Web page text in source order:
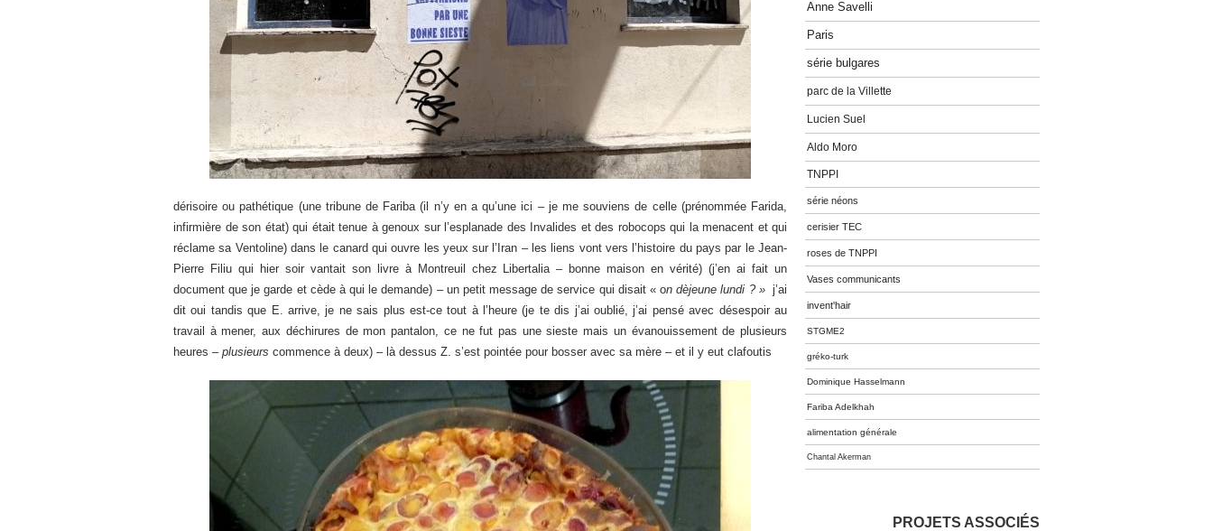
dérisoire ou pathétique (une tribune de Fariba (il n’y en a qu’une ici – je me souviens de celle (prénommée Farida,
infirmière de son état) qui était tenue à genoux sur l’esplanade des Invalides et des robocops qui la menacent et qui
réclame sa Ventoline) dans le canard qui ouvre les yeux sur l’Iran – les liens vont vers l’histoire du pays par le Jean-
Pierre Filiu qui hier soir vantait son livre à Montreuil chez Libertalia – bonne maison en vérité) (j’en ai fait un
document que je garde et cède à qui le demande) – un petit message de service qui disait « on dèjeune lundi ? » j’ai
dit oui tandis que E. arrive, je ne sais plus est-ce tout à l’heure (je te dis j’ai oublié, j’ai pensé avec désespoir au
travail à mener, aux déchirures de mon pantalon, ce ne fut pas une sieste mais un évanouissement de plusieurs
heures – plusieurs commence à deux) – là dessus Z. s’est pointée pour bosser avec sa mère – et il y eut clafoutis
Anne Savelli
Paris
série bulgares
parc de la Villette
Lucien Suel
Aldo Moro
TNPPI
série néons
cerisier TEC
roses de TNPPI
Vases communicants
invent'hair
STGME2
gréko-turk
Dominique Hasselmann
Fariba Adelkhah
alimentation générale
Chantal Akerman
PROJETS ASSOCIÉS